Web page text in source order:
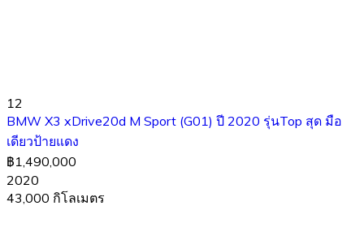
12
BMW X3 xDrive20d M Sport (G01) ปี 2020 รุ่นTop สุด มือ
เดียวป้ายแดง
฿1,490,000
2020
43,000 กิโลเมตร